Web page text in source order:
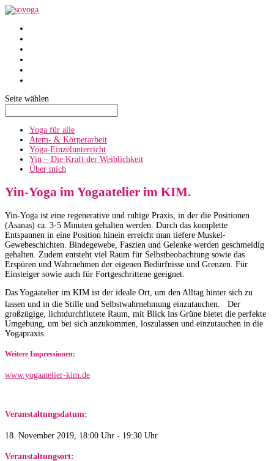
Seite wählen
Yoga für alle
Atem- & Körperarbeit
Yoga-Einzelunterricht
Yin – Die Kraft der Weiblichkeit
Über mich
Yin-Yoga im Yogaatelier im KIM.
Yin-Yoga ist eine regenerative und ruhige Praxis, in der die Positionen
(Asanas) ca. 3-5 Minuten gehalten werden. Durch das komplette
Entspannen in eine Position hinein erreicht man tiefere Muskel-
Gewebeschichten. Bindegewebe, Faszien und Gelenke werden geschmeidig
gehalten. Zudem entsteht viel Raum für Selbstbeobachtung sowie das
Erspüren und Wahrnehmen der eigenen Bedürfnisse und Grenzen. Für
Einsteiger sowie auch für Fortgeschrittene geeignet.
Das Yogaatelier im KIM ist der ideale Ort, um den Alltag hinter sich zu
lassen und in die Stille und Selbstwahrnehmung einzutauchen. Der
großzügige, lichtdurchflutete Raum, mit Blick ins Grüne bietet die perfekte
Umgebung, um bei sich anzukommen, loszulassen und einzutauchen in die
Yogapraxis.
Weitere Impressionen:
www.yogaatelier-kim.de​
Veranstaltungsdatum:
18. November 2019, 18:00 Uhr - 19:30 Uhr
Veranstaltungsort: